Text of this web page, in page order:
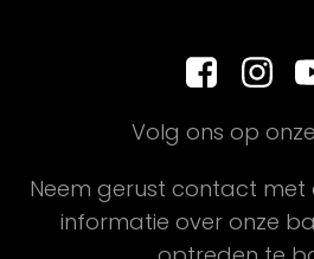
Volg ons op
Neem gerust contact met
informatie over onze